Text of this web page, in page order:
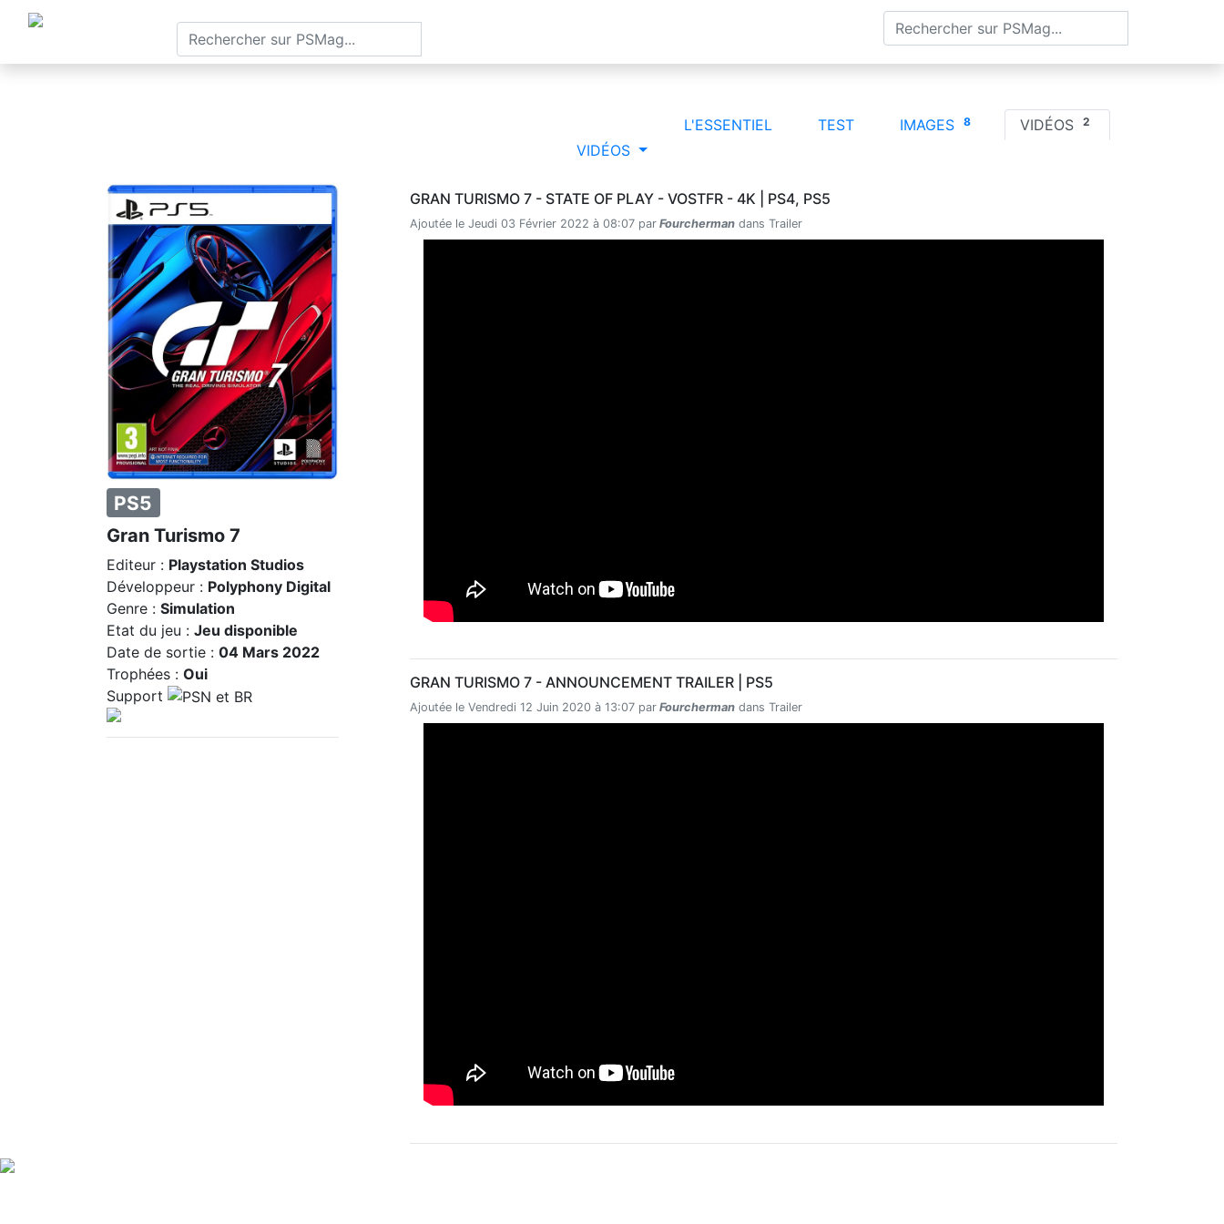
L'ESSENTIEL TEST IMAGES 8 VIDÉOS 2
VIDÉOS
PS5
Gran Turismo 7
Editeur : Playstation Studios
Développeur : Polyphony Digital
Genre : Simulation
Etat du jeu : Jeu disponible
Date de sortie : 04 Mars 2022
Trophées : Oui
Support
GRAN TURISMO 7 - STATE OF PLAY - VOSTFR - 4K | PS4, PS5
Ajoutée le Jeudi 03 Février 2022 à 08:07 parFourchermandans Trailer
GRAN TURISMO 7 - ANNOUNCEMENT TRAILER | PS5
Ajoutée le Vendredi 12 Juin 2020 à 13:07 parFourchermandans Trailer